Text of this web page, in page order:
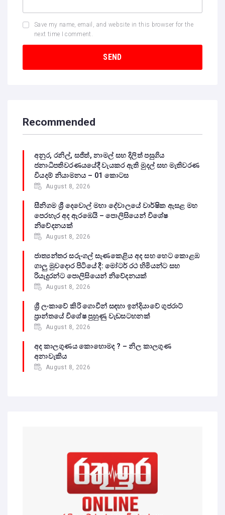
Save my name, email, and website in this browser for the
next time I comment.
Recommended
අනුර, රනිල්, සජිත්, නාමල් සහ දිලිත් පසුගිය
ජනාධිපතිවරණයයේදී වැයකර ඇති මුදල් සහ මැතිවරණ
වියදම් නියාමනය – 01 කොටස
August 8, 2026
සීනිගම ශ්‍රී දෙවොල් මහා දේවාලයේ වාර්ෂික ඇසළ මහ
පෙරහැර අද ඇරඹෙයි – පොලිසියෙන් විශේෂ
නිවේදනයක්
August 8, 2026
ජාත්‍යන්තර සරුංගල් සැණකෙළිය අද සහ හෙට කොළඹ
ගාලු මුවදොර පිටියේ දී: මෝටර් රථ හිමියන්ට සහ
රියැදුරන්ට පොලිසියෙන් නිවේදනයක්
August 8, 2026
ශ්‍රී ලංකාවේ කිරි ගොවීන් සඳහා ඉන්දියාවේ ගුජරාට්
ප්‍රාන්තයේ විශේෂ පුහුණු වැඩසටහනක්
August 8, 2026
අද කාලගුණය කොහොමද ? – නිල කාලගුණ
අනාවැකිය
August 8, 2026